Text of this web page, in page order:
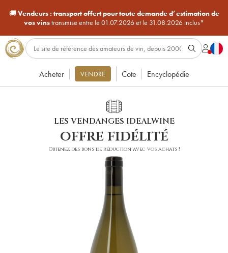
🚚Vendeurs : transport offert pour toute demande d’estimation de
vos vinstransmise entre le 01.07.2026 et le 31.08.2026 inclus*
Acheter VENDRE Cote Encyclopédie
LES VENDANGES IDEALWINE
offre fidélité
Obtenez des bons de réduction avec vos achats !